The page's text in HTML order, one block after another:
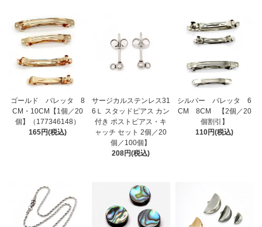
ゴールド バレッタ 8
CM・10CM【1個／20
個】（177346148）
165円(税込)
サージカルステンレス31
6Ｌ スタッドピアス カン
付き ポストピアス・キ
ャッチ セット 2個／20
個／100個】
208円(税込)
シルバー バレッタ 6
CM 8CM 【2個／20
個割引】
110円(税込)